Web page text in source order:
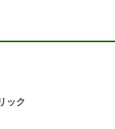
ック